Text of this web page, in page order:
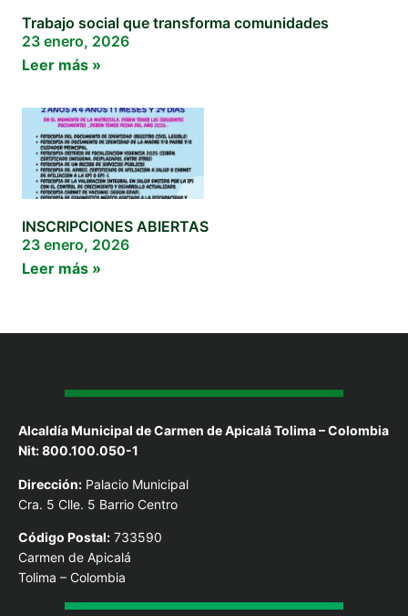
Trabajo social que transforma comunidades
23 enero, 2026
Leer más »
INSCRIPCIONES ABIERTAS
23 enero, 2026
Leer más »
Alcaldía Municipal de Carmen de Apicalá Tolima – Colombia
Nit: 800.100.050-1
Dirección: Palacio Municipal
Cra. 5 Clle. 5 Barrio Centro
Código Postal: 733590
Carmen de Apicalá
Tolima – Colombia